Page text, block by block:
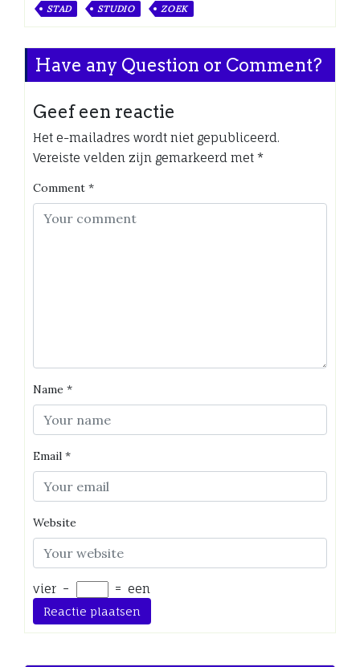
STAD STUDIO ZOEK
Have any Question or Comment?
Geef een reactie
Het e-mailadres wordt niet gepubliceerd.
Vereiste velden zijn gemarkeerd met *
Comment *
Name *
Email *
Website
vier − = een